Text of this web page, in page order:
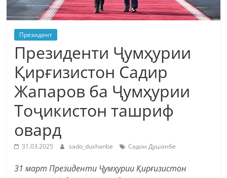
Президент
Президенти Ҷумҳурии
Қирғизистон Садир
Жапаров ба Ҷумҳурии
Тоҷикистон ташриф
овард
31.03.2025 sado_dushanbe Садои Душанбе
31 март Президенти Ҷумҳурии Қирғизистон